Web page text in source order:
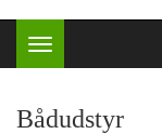
Toggle
navigation
Bådudstyr